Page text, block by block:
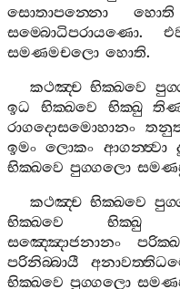
සොතාපන‍්නො
හොති
සම‍්බොධිපරායණො.
සමණමචලො හොති.
කථඤ‍්ච භික‍්ඛවෙ
ඉධ
භික‍්ඛවෙ භික‍්ඛු
රාගදොසමොහානං
ඉමං ලොකං ආගන‍්ත්‍වා
භික‍්ඛවෙ පුග‍්ගලො
කථඤ‍්ච භික‍්ඛවෙ
භික‍්ඛවෙ
භික‍්ඛු
සඤ‍්ඤොජනානං
පරිනිබ‍්බායී
භික‍්ඛවෙ පුග‍්ගලො